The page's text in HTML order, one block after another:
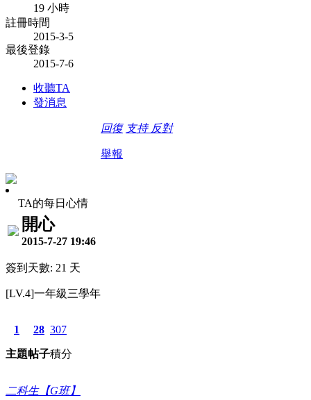
19 小時
註冊時間
2015-3-5
最後登錄
2015-7-6
收聽TA
發消息
回復 支持 反對
舉報
TA的每日心情
開心
2015-7-27 19:46
簽到天數: 21 天
[LV.4]一年級三學年
1
主題
28
帖子
307
積分
二科生【G班】